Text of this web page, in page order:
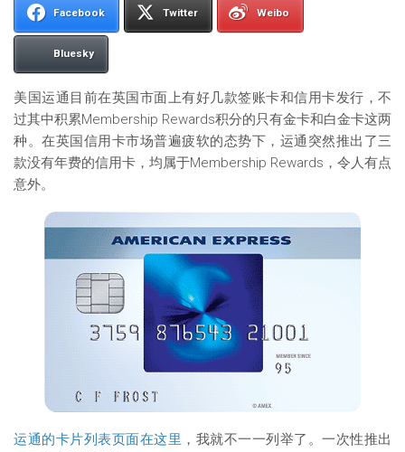
Facebook Twitter Weibo
Bluesky
美国运通目前在英国市面上有好几款签账卡和信用卡发行，不
过其中积累Membership Rewards积分的只有金卡和白金卡这两
种。在英国信用卡市场普遍疲软的态势下，运通突然推出了三
款没有年费的信用卡，均属于Membership Rewards，令人有点
意外。
运通的卡片列表页面在这里 ，我就不一一列举了。一次性推出